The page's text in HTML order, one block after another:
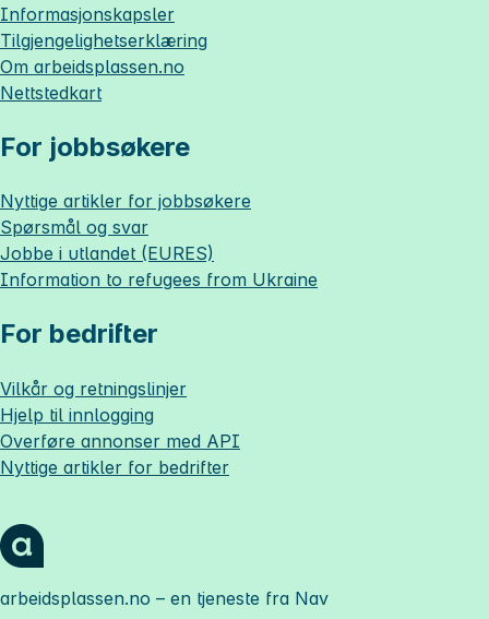
Informasjonskapsler
Tilgjengelighetserklæring
Om arbeidsplassen.no
Nettstedkart
For jobbsøkere
Nyttige artikler for jobbsøkere
Spørsmål og svar
Jobbe i utlandet (EURES)
Information to refugees from Ukraine
For bedrifter
Vilkår og retningslinjer
Hjelp til innlogging
Overføre annonser med API
Nyttige artikler for bedrifter
arbeidsplassen.no – en tjeneste fra Nav